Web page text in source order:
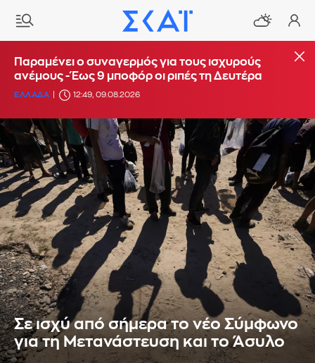
Παραμένει ο συναγερμός για τους ισχυρούς
ανέμους - Έως 9 μποφόρ οι ριπές τη Δευτέρα
ΕΛΛΑΔΑ 12:49, 09.08.2026
Σε ισχύ από σήμερα το νέο Σύμφωνο
για τη Μετανάστευση και το Άσυλο